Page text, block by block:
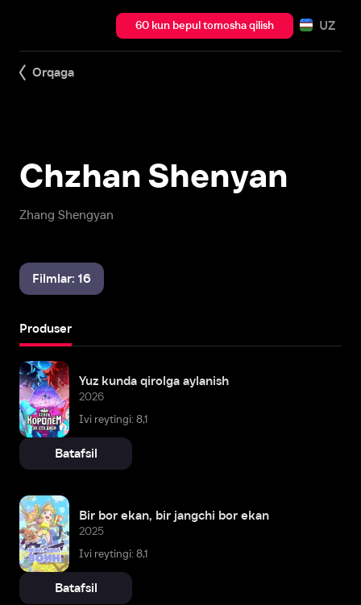
60 kun bepul tomosha qilish UZ
Orqaga
Zhang Shengyan
Chzhan Shenyan
Filmlar: 16
Produser
Yuz kunda qirolga aylanish
2026
Ivi reytingi: 8,1
Batafsil
Bir bor ekan, bir jangchi bor ekan
2025
Ivi reytingi: 8,1
Batafsil